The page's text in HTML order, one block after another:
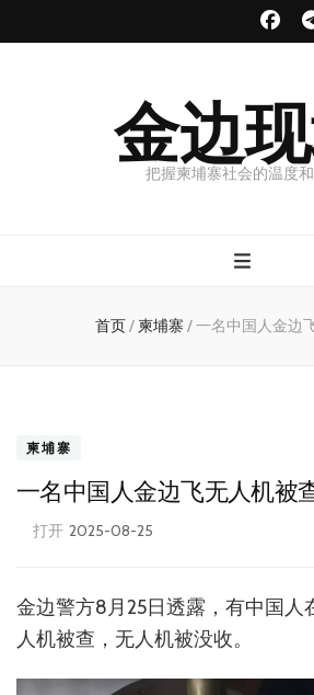
金边
把握柬埔寨社会的温度
首页/ 柬埔寨 /一名中国人金边
柬埔寨
一名中国人金边飞无人机被
打开 2025-08-25
金边警方8月25日透露，有中国人
人机被查，无人机被没收。